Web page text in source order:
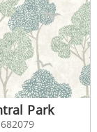
Park
682079